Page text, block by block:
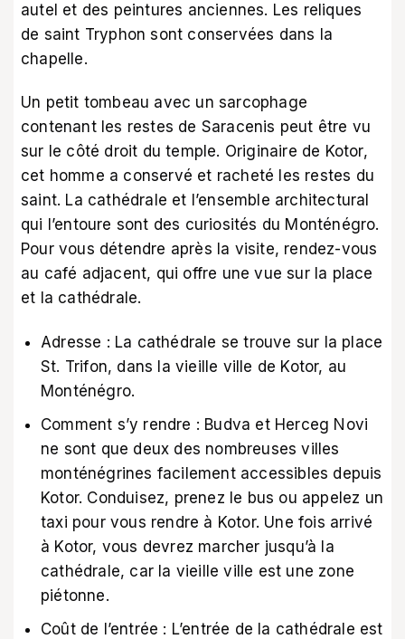
autel et des peintures anciennes. Les reliques
de saint Tryphon sont conservées dans la
chapelle.
Un petit tombeau avec un sarcophage
contenant les restes de Saracenis peut être vu
sur le côté droit du temple. Originaire de Kotor,
cet homme a conservé et racheté les restes du
saint. La cathédrale et l’ensemble architectural
qui l’entoure sont des curiosités du Monténégro.
Pour vous détendre après la visite, rendez-vous
au café adjacent, qui offre une vue sur la place
et la cathédrale.
Adresse : La cathédrale se trouve sur la place
St. Trifon, dans la vieille ville de Kotor, au
Monténégro.
Comment s’y rendre : Budva et Herceg Novi
ne sont que deux des nombreuses villes
monténégrines facilement accessibles depuis
Kotor. Conduisez, prenez le bus ou appelez un
taxi pour vous rendre à Kotor. Une fois arrivé
à Kotor, vous devrez marcher jusqu’à la
cathédrale, car la vieille ville est une zone
piétonne.
Coût de l’entrée : L’entrée de la cathédrale est